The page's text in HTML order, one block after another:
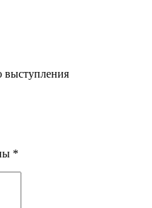
выступления
*